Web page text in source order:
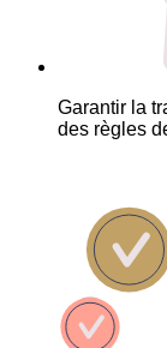
Garantir la
des règles